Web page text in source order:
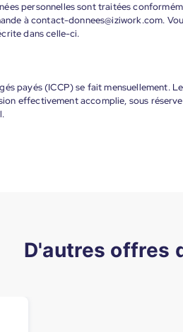
personnelles sont traitées
à contact-donnees@iziwork.com.
dans celle-ci.
payés (ICCP) se fait mensuellement.
effectivement accomplie, sous
D'autres offres